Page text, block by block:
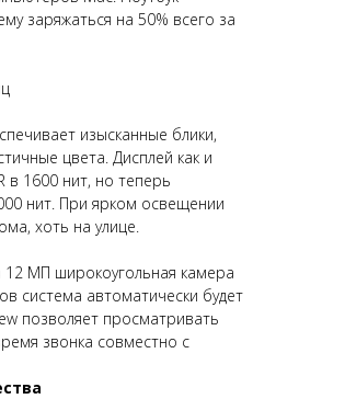
заряжаться на 50% всего за
изысканные блики,
цвета. Дисплей как и
в 1600 нит, но теперь
нит. При ярком освещении
хоть на улице.
МП широкоугольная камера
система автоматически будет
позволяет просматривать
звонка совместно с